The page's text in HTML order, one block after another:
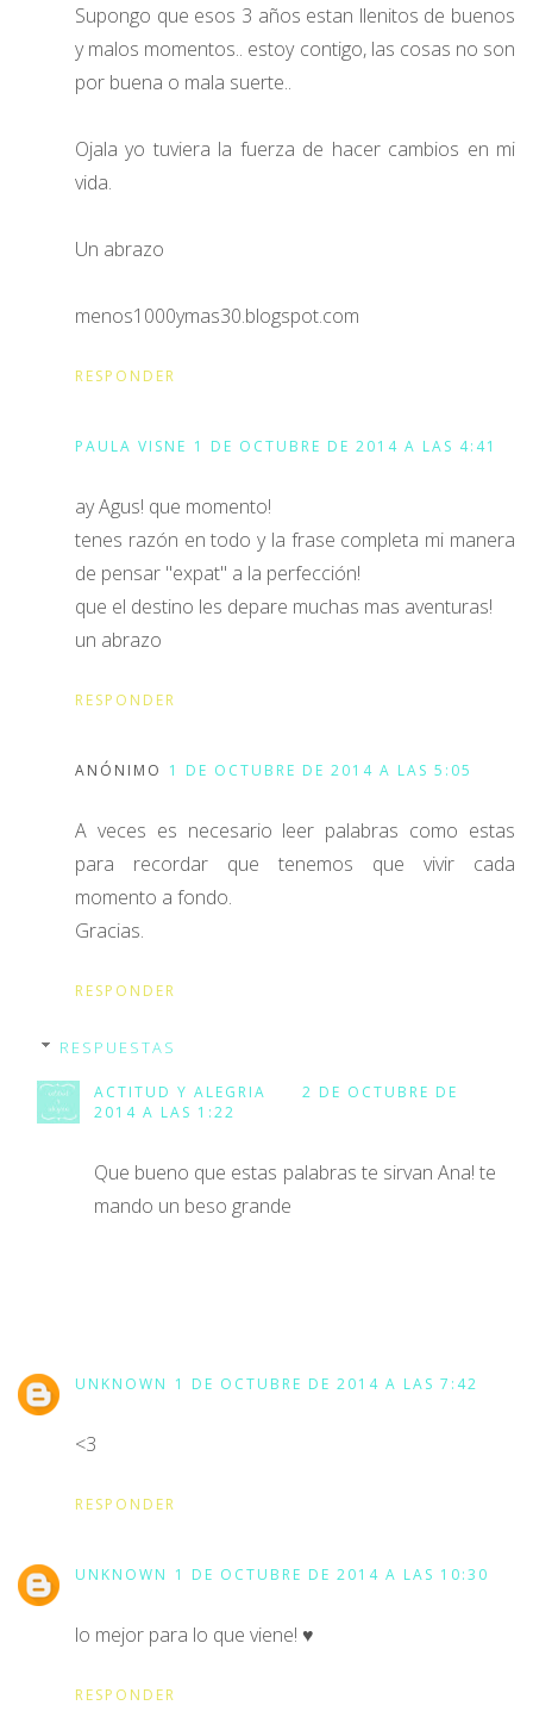
Supongo que esos 3 años estan llenitos de buenos
y malos momentos.. estoy contigo, las cosas no son
por buena o mala suerte..
Ojala yo tuviera la fuerza de hacer cambios en mi
vida.
Un abrazo
menos1000ymas30.blogspot.com
RESPONDER
PAULA VISNE 1 DE OCTUBRE DE 2014 A LAS 4:41
ay Agus! que momento!
tenes razón en todo y la frase completa mi manera
de pensar "expat" a la perfección!
que el destino les depare muchas mas aventuras!
un abrazo
RESPONDER
ANÓNIMO 1 DE OCTUBRE DE 2014 A LAS 5:05
A veces es necesario leer palabras como estas
para recordar que tenemos que vivir cada
momento a fondo.
Gracias.
RESPONDER
RESPUESTAS
ACTITUD Y ALEGRIA
2 DE OCTUBRE DE
2014 A LAS 1:22
Que bueno que estas palabras te sirvan Ana! te
mando un beso grande
UNKNOWN 1 DE OCTUBRE DE 2014 A LAS 7:42
<3
RESPONDER
UNKNOWN 1 DE OCTUBRE DE 2014 A LAS 10:30
lo mejor para lo que viene! ♥
RESPONDER